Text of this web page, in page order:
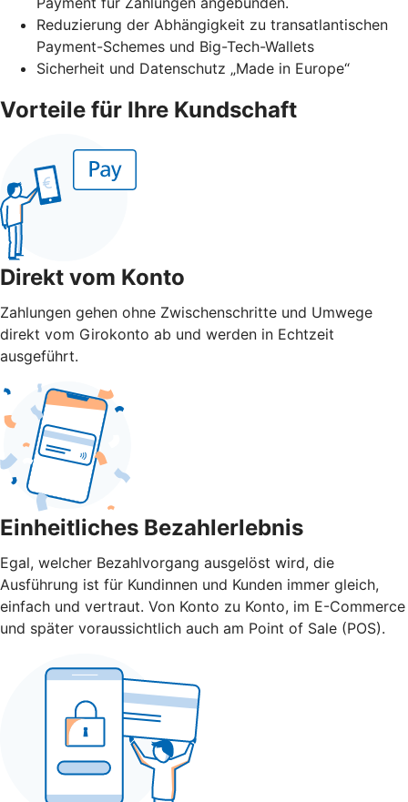
Reduzierung der Abhängigkeit zu transatlantischen
Payment-Schemes und Big-Tech-Wallets
Sicherheit und Datenschutz „Made in Europe“
Vorteile für Ihre Kundschaft
Direkt vom Konto
Zahlungen gehen ohne Zwischenschritte und Umwege
direkt vom Girokonto ab und werden in Echtzeit
ausgeführt.
Einheitliches Bezahlerlebnis
Egal, welcher Bezahlvorgang ausgelöst wird, die
Ausführung ist für Kundinnen und Kunden immer gleich,
einfach und vertraut. Von Konto zu Konto, im E-Commerce
und später voraussichtlich auch am Point of Sale (POS).